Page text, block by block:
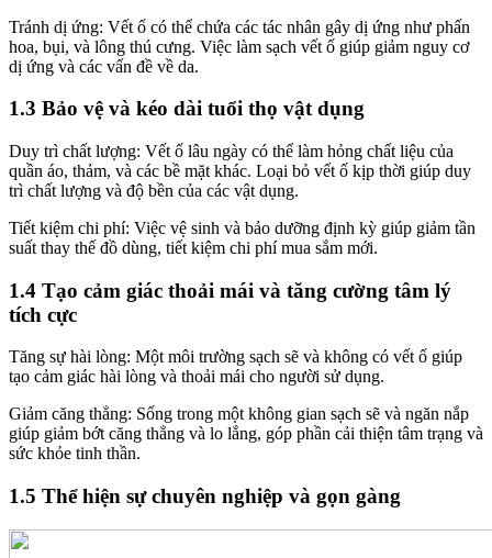
Tránh dị ứng: Vết ố có thể chứa các tác nhân gây dị ứng như phấn
hoa, bụi, và lông thú cưng. Việc làm sạch vết ố giúp giảm nguy cơ
dị ứng và các vấn đề về da.
1.3 Bảo vệ và kéo dài tuổi thọ vật dụng
Duy trì chất lượng: Vết ố lâu ngày có thể làm hỏng chất liệu của
quần áo, thảm, và các bề mặt khác. Loại bỏ vết ố kịp thời giúp duy
trì chất lượng và độ bền của các vật dụng.
Tiết kiệm chi phí: Việc vệ sinh và bảo dưỡng định kỳ giúp giảm tần
suất thay thế đồ dùng, tiết kiệm chi phí mua sắm mới.
1.4 Tạo cảm giác thoải mái và tăng cường tâm lý
tích cực
Tăng sự hài lòng: Một môi trường sạch sẽ và không có vết ố giúp
tạo cảm giác hài lòng và thoải mái cho người sử dụng.
Giảm căng thẳng: Sống trong một không gian sạch sẽ và ngăn nắp
giúp giảm bớt căng thẳng và lo lắng, góp phần cải thiện tâm trạng và
sức khỏe tinh thần.
1.5 Thể hiện sự chuyên nghiệp và gọn gàng